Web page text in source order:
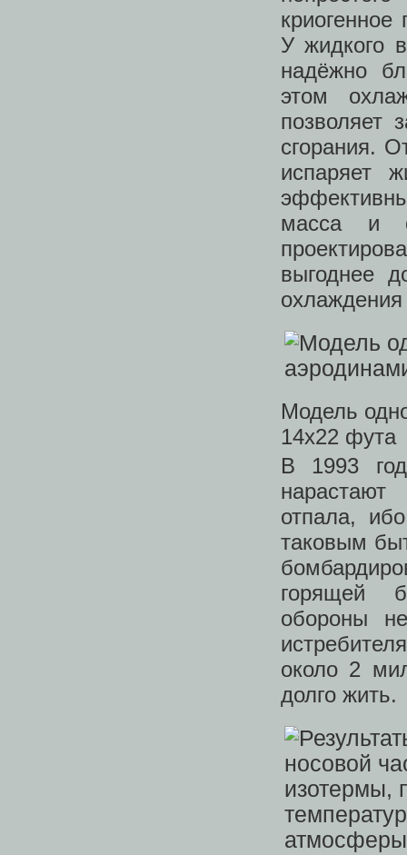
У жидкого
надёжно
этом
позволяет
сгорания.
испаряет
масса и
выгоднее
охлаждения
Модель
14х22 фута
В 1993
отпала,
таковым
горящей
обороны
около 2
долго жить.